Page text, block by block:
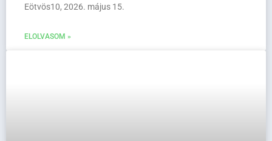
Eötvös10, 2026. május 15.
ELOLVASOM »